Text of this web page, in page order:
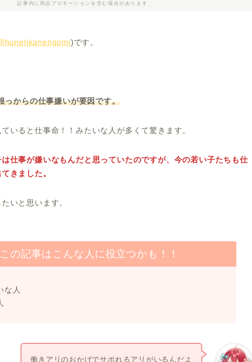
記事内に商品プロモーションを含む場合があります
)です。
っからの仕事嫌いが要因です。
いると仕事命！！みたいな人が多くて驚きます。
仕事が嫌いなもんだと思っていたのですが、今の若い子たちも仕
きました。
いと思います。
この記事はこんな人に役立つかも！！
な人
働きアリのおかげでサボれるアリがいるんだよ